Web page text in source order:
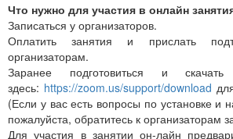
Что нужно для участия в онлайн
Записаться у организаторов.
Оплатить занятия и прислать
организаторам.
Заранее подготовиться и
здесь: https://zoom.us/support/download
(Если у вас есть вопросы по установке и
пожалуйста, обратитесь к организаторам
Для участия в занятии он-лайн